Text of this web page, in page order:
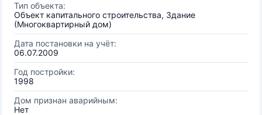
Тип объекта:
Объект капитального строительства, Здание
(Многоквартирный дом)
Дата постановки на учёт:
06.07.2009
Год постройки:
1998
Дом признан аварийным:
Нет